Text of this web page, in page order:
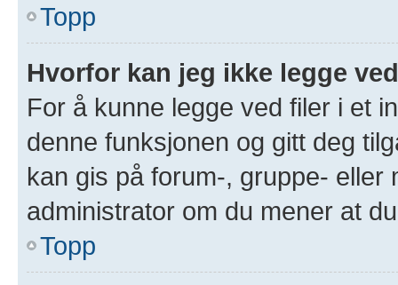
Topp
Hvorfor kan jeg ikke legge
For å kunne legge ved filer i et
denne funksjonen og gitt deg
kan gis på forum-, gruppe- eller
administrator om du mener at
Topp